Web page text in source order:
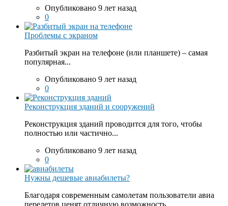
Опубликовано 9 лет назад
0
Проблемы с экраном
Разбитый экран на телефоне (или планшете) – самая
популярная...
Опубликовано 9 лет назад
0
Реконструкция зданий и сооружений
Реконструкция зданий проводится для того, чтобы
полностью или частично...
Опубликовано 9 лет назад
0
Нужны дешевые авиабилеты?
Благодаря современным самолетам пользователи авиа
перелетов ценят отличную возможность...